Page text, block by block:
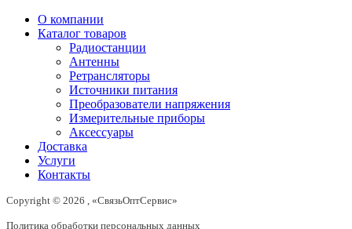
О компании
Каталог товаров
Радиостанции
Антенны
Ретрансляторы
Источники питания
Преобразователи напряжения
Измерительные приборы
Аксессуары
Доставка
Услуги
Контакты
Copyright © 2026 , «СвязьОптСервис»
Политика обработки персональных данных